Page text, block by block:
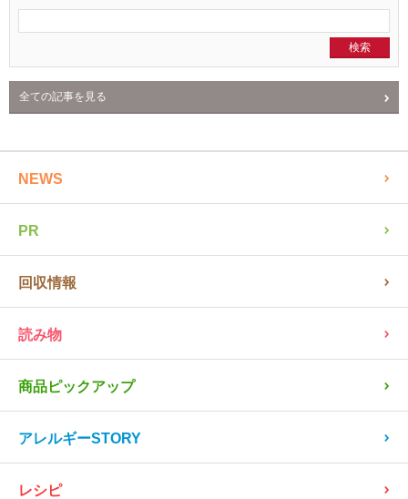
全ての記事を見る
NEWS
PR
回収情報
読み物
商品ピックアップ
アレルギーSTORY
レシピ